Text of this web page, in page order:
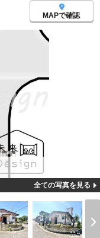
MAPで確認
全ての写真を見る